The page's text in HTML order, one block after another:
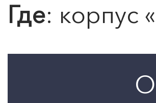
Где: корпус